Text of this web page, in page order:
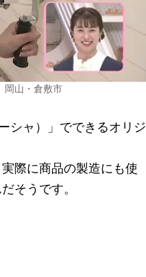
岡山・倉敷市
シャ）」でできるオリジ
際に商品の製造にも使
そうです。